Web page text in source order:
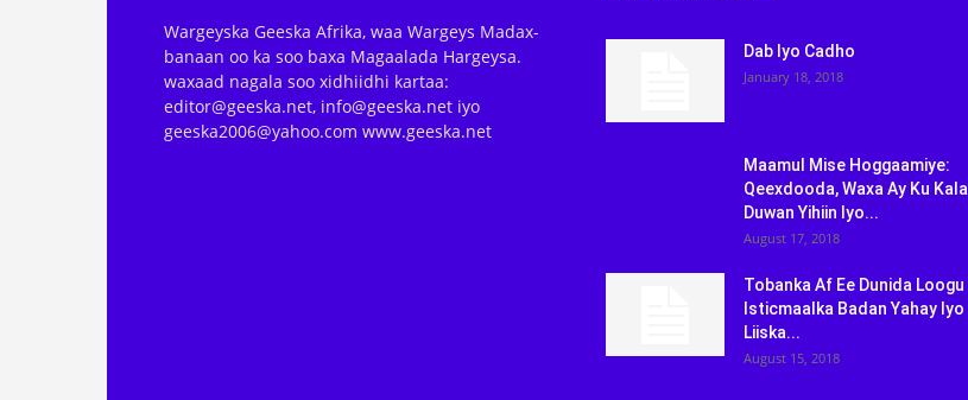
Wargeyska Geeska Afrika, waa Wargeys Madax-
banaan oo ka soo baxa Magaalada Hargeysa.
waxaad nagala soo xidhiidhi kartaa:
editor@geeska.net, info@geeska.net iyo
geeska2006@yahoo.com www.geeska.net
Dab Iyo Cadho
January 18, 2018
Maamul Mise Hoggaamiye:
Qeexdooda, Waxa Ay Ku Kala
Duwan Yihiin Iyo...
August 17, 2018
Tobanka Af Ee Dunida Loogu
Isticmaalka Badan Yahay Iyo
Liiska...
August 15, 2018